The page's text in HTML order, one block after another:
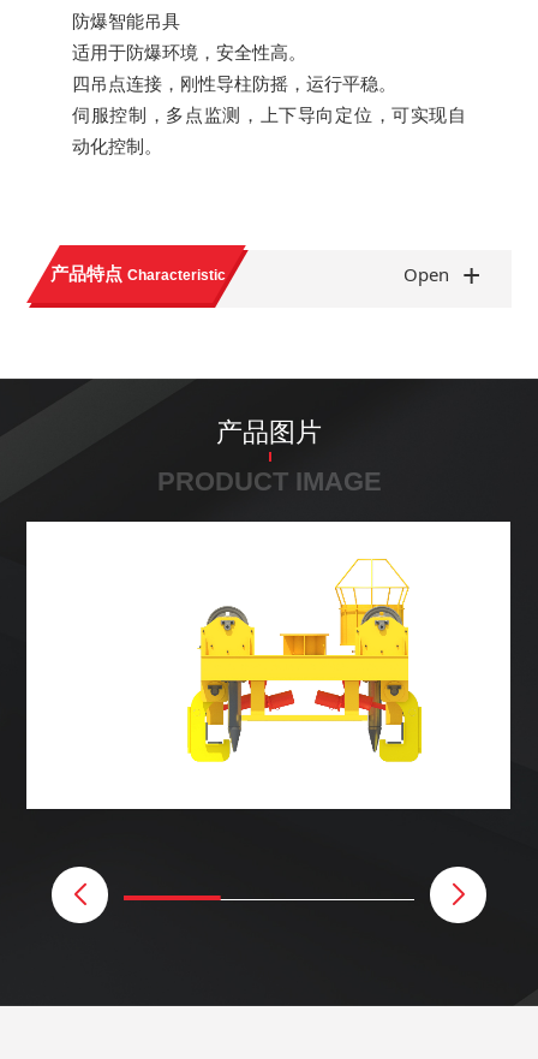
防爆智能吊具
适用于防爆环境，安全性高。
四吊点连接，刚性导柱防摇，运行平稳。
伺服控制，多点监测，上下导向定位，可实现自
动化控制。
产品特点Characteristic Open +
产品图片
PRODUCT IMAGE